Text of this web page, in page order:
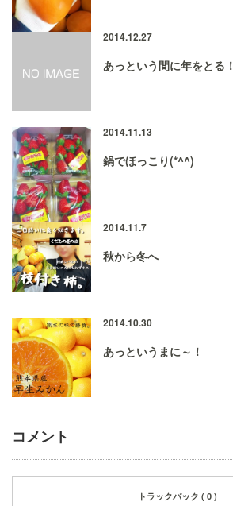
2014.12.27
あっという間に年をとる！
2014.11.13
鍋でほっこり(*^^)
2014.11.7
秋から冬へ
2014.10.30
あっというまに～！
コメント
トラックバック ( 0 )